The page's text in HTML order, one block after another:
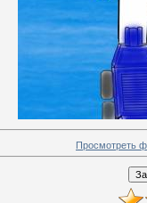
Просмотреть